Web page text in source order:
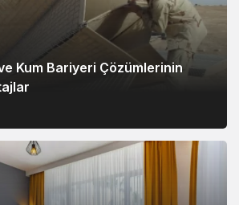
Kum Bariyeri Çözümlerinin